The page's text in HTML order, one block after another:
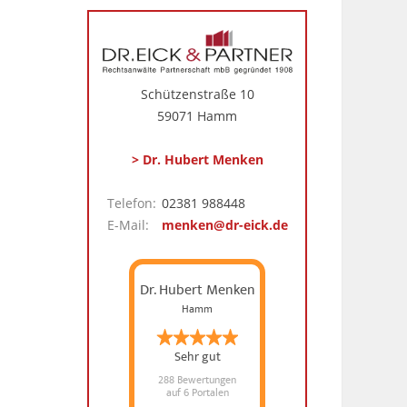
Schützenstraße 10
59071 Hamm
> Dr. Hubert Menken
Telefon: 02381 988448
E-Mail:
menken@dr-eick.de
Dr. Hubert Menken
Hamm
Sehr gut
288 Bewertungen
auf 6 Portalen